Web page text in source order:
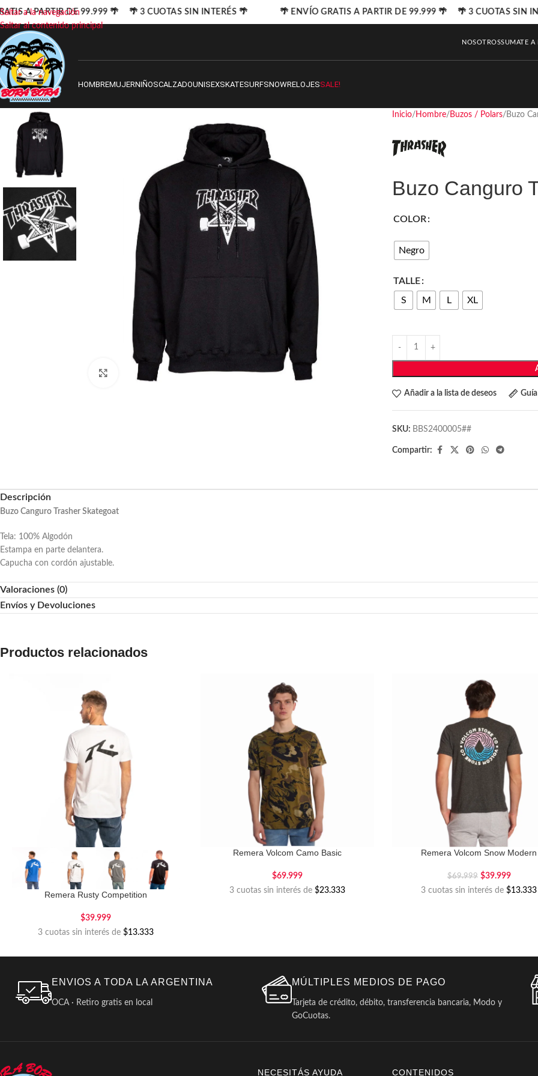
Saltar a la navegación
Saltar al contenido principal
NOSOTROSSUMATE A
HOMBREMUJERNIÑOSCALZADOUNISEXSKATESURFSNOWRELOJESSALE!
Haga clic para ampliar
Inicio Hombre Buzos / Polars Buzo
Buzo Canguro
COLOR
Negro
TALLE
S
M L XL
Añadir a la lista de deseos
SKU: BBS2400005##
Compartir:
Descripción
Buzo Canguro Trasher Skategoat
Tela: 100% Algodón
Estampa en parte delantera.
Capucha con cordón ajustable.
Valoraciones (0)
Envíos y Devoluciones
Productos relacionados
Remera Rusty Competition
$39.999
3 cuotas sin interés de$13.333
Remera Volcom Camo Basic
$69.999
3 cuotas sin interés de$23.333
Remera Volcom Snow Modern
$69.999 $39.999
3 cuotas sin interés de$13.333
ENVIOS A TODA LA ARGENTINA
OCA · Retiro gratis en local
MÚLTIPLES MEDIOS DE PAGO
Tarjeta de crédito, débito, transferencia bancaria, Modo y
GoCuotas.
NECESITÁS AYUDA CONTENIDOS
A PARTIR DE 99.999 🌴 🌴 3 CUOTAS SIN INTERÉS 🌴 🌴 ENVÍO GRATIS A PARTIR DE 99.999 🌴 🌴 3 CUOTAS SIN